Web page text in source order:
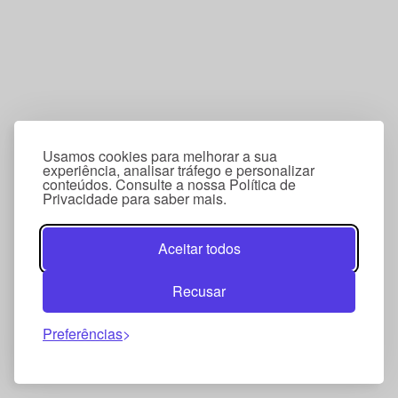
Usamos cookies para melhorar a sua
experiência, analisar tráfego e personalizar
conteúdos. Consulte a nossa Política de
Privacidade para saber mais.
Aceitar todos
Recusar
Preferências